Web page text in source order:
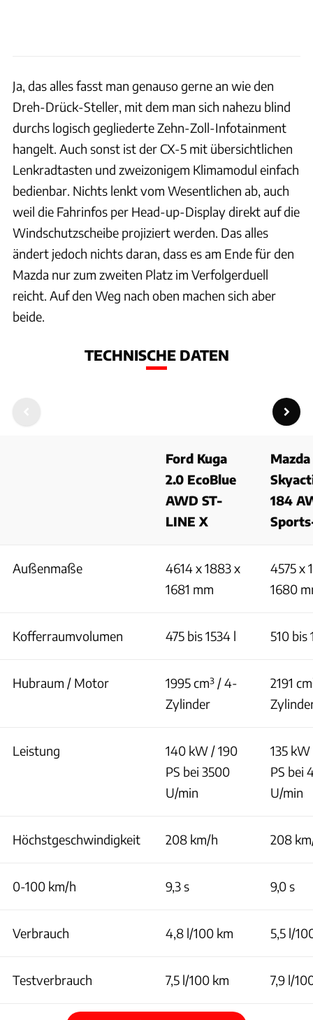
Ja, das alles fasst man genauso gerne an wie den
Dreh-Drück-Steller, mit dem man sich nahezu blind
durchs logisch gegliederte Zehn-Zoll-Infotainment
hangelt. Auch sonst ist der CX-5 mit übersichtlichen
Lenkradtasten und zweizonigem Klimamodul einfach
bedienbar. Nichts lenkt vom Wesentlichen ab, auch
weil die Fahrinfos per Head-up-Display direkt auf die
Windschutzscheibe projiziert werden. Das alles
ändert jedoch nichts daran, dass es am Ende für den
Mazda nur zum zweiten Platz im Verfolgerduell
reicht. Auf den Weg nach oben machen sich aber
beide.
TECHNISCHE DATEN
Ford Kuga
2.0 EcoBlue
AWD ST-
LINE X
Mazda
184
Außenmaße
4614 x 1883 x
1681 mm
4575 x
1680
Kofferraumvolumen 475 bis 1534 l 510 bis
Hubraum / Motor
1995 cm³ / 4-
Zylinder
2191
Leistung
140 kW / 190
PS bei 3500
U/min
135
PS bei
U/min
Höchstgeschwindigkeit 208 km/h 208
0-100 km/h 9,3 s 9,0 s
Verbrauch 4,8 l/100 km 5,5 l/
Testverbrauch 7,5 l/100 km 7,9 l/